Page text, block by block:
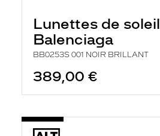
Lunettes de soleil
Balenciaga
BB0253S 001 NOIR BRILLANT
389,00 €